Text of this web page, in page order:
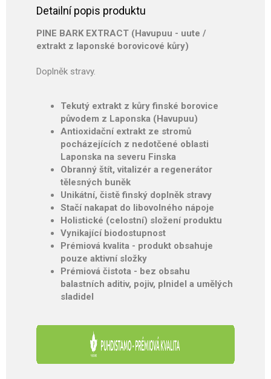
Detailní popis produktu
PINE BARK EXTRACT (Havupuu - uute /
extrakt z laponské borovicové kůry)
Doplněk stravy.
Tekutý extrakt z kůry finské borovice
původem z Laponska (Havupuu)
Antioxidační extrakt ze stromů
pocházejících z nedotčené oblasti
Laponska na severu Finska
Obranný štít, vitalizér a regenerátor
tělesných buněk
Unikátní, čistě finský doplněk stravy
Stačí nakapat do libovolného nápoje
Holistické (celostní) složení produktu
Vynikající biodostupnost
Prémiová kvalita - produkt obsahuje
pouze aktivní složky
Prémiová čistota - bez obsahu
balastních aditiv, pojiv, plnidel a umělých
sladidel